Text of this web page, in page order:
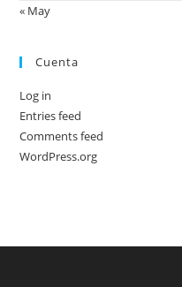
« May
Cuenta
Log in
Entries feed
Comments feed
WordPress.org